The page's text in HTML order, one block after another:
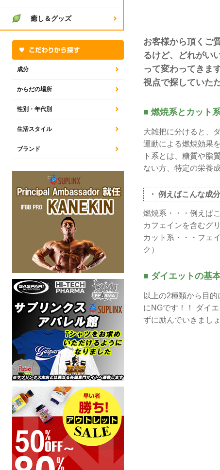
お客様から頂くご
るけど、どれがい
って変わってきま
視点で探していた
■ 燃焼系とカット
大雑把に分けると、
運動による燃焼効果
ト系とは、糖質や脂
ない方、特定の栄養
・ 例えばこんな成分
燃焼系・・・例えば
カフェインを含むグ
カット系・・・フェ
ク）
■ ダイエットの基
以上の2種類から目
にNGです！！ ダイ
ずに励んでいきましょ
癒し＆グッズ
成分
からだの場所
性別・年代別
生活スタイル
ブランド